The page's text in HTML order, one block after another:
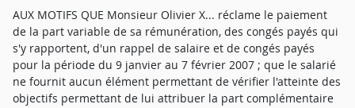
AUX MOTIFS QUE Monsieur Olivier X... réclame le paiement
de la part variable de sa rémunération, des congés payés qui
s'y rapportent, d'un rappel de salaire et de congés payés
pour la période du 9 janvier au 7 février 2007 ; que le salarié
ne fournit aucun élément permettant de vérifier l'atteinte des
objectifs permettant de lui attribuer la part complémentaire